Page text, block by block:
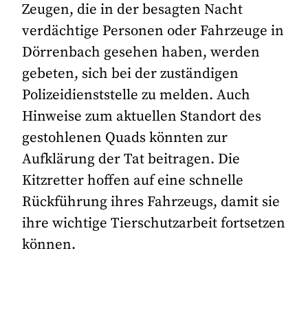
Zeugen, die in der besagten Nacht
verdächtige Personen oder Fahrzeuge in
Dörrenbach gesehen haben, werden
gebeten, sich bei der zuständigen
Polizeidienststelle zu melden. Auch
Hinweise zum aktuellen Standort des
gestohlenen Quads könnten zur
Aufklärung der Tat beitragen. Die
Kitzretter hoffen auf eine schnelle
Rückführung ihres Fahrzeugs, damit sie
ihre wichtige Tierschutzarbeit fortsetzen
können.